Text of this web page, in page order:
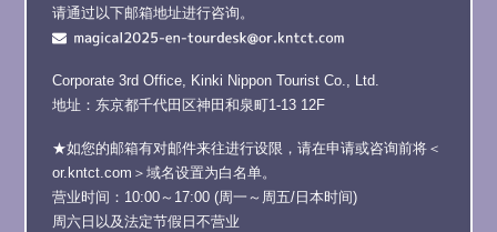
请通过以下邮箱地址进行咨询。
Corporate 3rd Office, Kinki Nippon Tourist Co., Ltd.
地址：东京都千代田区神田和泉町1-13 12F
★如您的邮箱有对邮件来往进行设限，请在申请或咨询前将＜
or.kntct.com＞域名设置为白名单。
营业时间：10:00～17:00 (周一～周五/日本时间)
周六日以及法定节假日不营业